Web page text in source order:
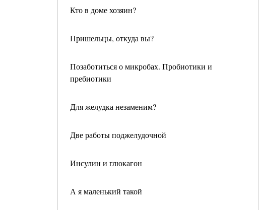
Кто в доме хозяин?
Пришельцы, откуда вы?
Позаботиться о микробах. Пробиотики и
пребиотики
Для желудка незаменим?
Две работы поджелудочной
Инсулин и глюкагон
А я маленький такой